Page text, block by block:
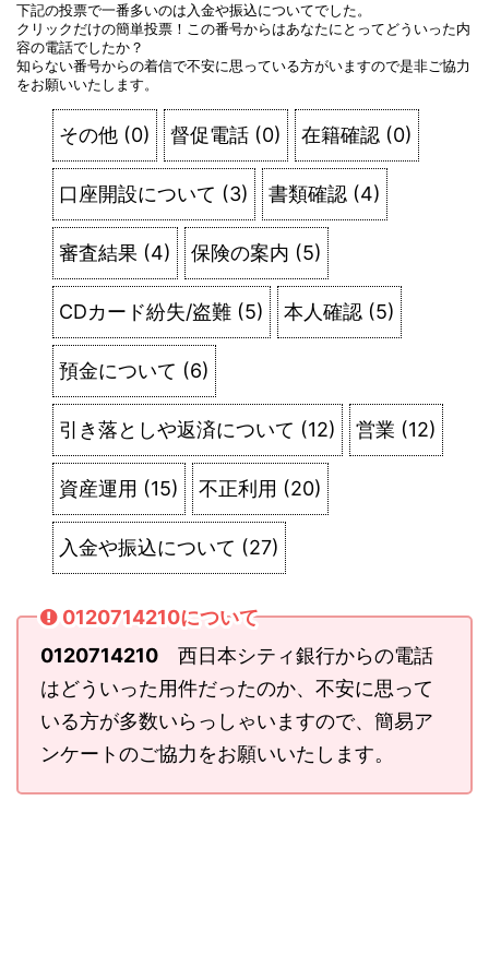
下記の投票で一番多いのは入金や振込についてでした。
クリックだけの簡単投票！この番号からはあなたにとってどういった内
容の電話でしたか？
知らない番号からの着信で不安に思っている方がいますので是非ご協力
をお願いいたします。
その他 (0) 督促電話 (0) 在籍確認 (0)
口座開設について (3) 書類確認 (4)
審査結果 (4) 保険の案内 (5)
CDカード紛失/盗難 (5) 本人確認 (5)
預金について (6)
引き落としや返済について (12) 営業 (12)
資産運用 (15) 不正利用 (20)
入金や振込について (27)
0120714210について
0120714210 西日本シティ銀行からの電話
はどういった用件だったのか、不安に思って
いる方が多数いらっしゃいますので、簡易ア
ンケートのご協力をお願いいたします。